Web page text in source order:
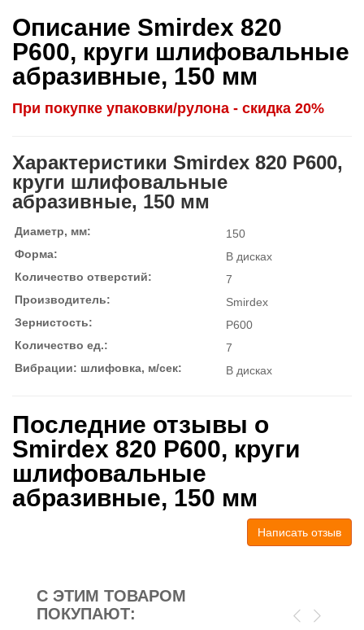
Описание Smirdex 820
P600, круги шлифовальные
абразивные, 150 мм
При покупке упаковки/рулона - скидка 20%
Характеристики Smirdex 820 P600,
круги шлифовальные
абразивные, 150 мм
Диаметр, мм:
150
Форма:
В дисках
Количество отверстий:
7
Производитель:
Smirdex
Зернистость:
P600
Количество ед.:
7
Вибрации: шлифовка, м/сек:
В дисках
Последние отзывы о
Smirdex 820 P600, круги
шлифовальные
абразивные, 150 мм
Написать отзыв
С ЭТИМ ТОВАРОМ
ПОКУПАЮТ: